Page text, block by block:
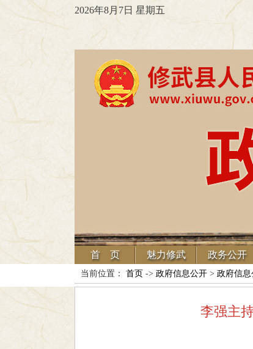
2026年8月7日 星期五
首 页 魅力修武 政务公开
当前位置： 首页 -> 政府信息公开 > 政府信
李强主